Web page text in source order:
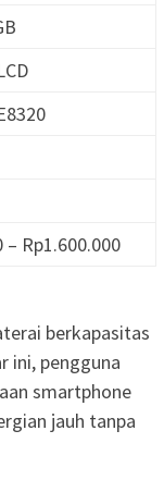
– Rp1.600.000
berkapasitas
ini, pengguna
smartphone
jauh tanpa